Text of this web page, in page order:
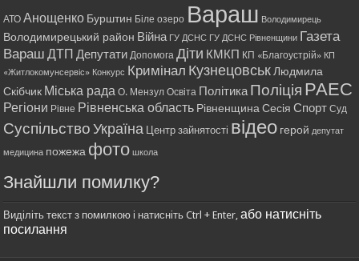
АТО Анощенко Бурштин Біле озеро Вараш Володимирець
Володимирецький район Війна ГУ ДСНС ГУ ДСНС Рівненщини Газета
Вараш ДТП Депутати Допомога Діти КМКП КП «Благоустрій» КП
«Житлокомунсервіс» Конкурс Кримінал Кузнецовськ Людмила
Скібчик Міська рада О. Мензул Освіта ПолітикаПоліція РАЕС
Регіони Рівне Рівненська область Рівненщина Сесія Спорт Суд
Суспільство Україна Центр зайнятості відео герой депутат
медицина пожежа фото школа
Знайшли помилку?
Виділіть текст з помилкою і натисніть Ctrl + Enter,або натисніть
посилання